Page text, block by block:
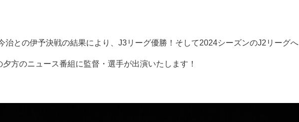
治との伊予決戦の結果により、J3リーグ優勝！そして2024シーズンのJ2リーグへ
方のニュース番組に監督・選手が出演いたします！